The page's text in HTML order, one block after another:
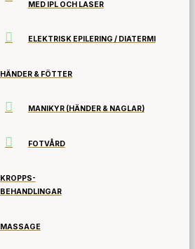
MED IPL OCH LASER
ELEKTRISK EPILERING / DIATERMI
HÄNDER & FÖTTER
MANIKYR (HÄNDER & NAGLAR)
FOTVÅRD
KROPPS-
BEHANDLINGAR
MASSAGE